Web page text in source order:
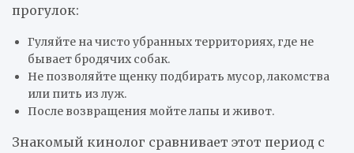
прогулок:
Гуляйте на чисто убранных территориях, где не
бывает бродячих собак.
Не позволяйте щенку подбирать мусор, лакомства
или пить из луж.
После возвращения мойте лапы и живот.
Знакомый кинолог сравнивает этот период с